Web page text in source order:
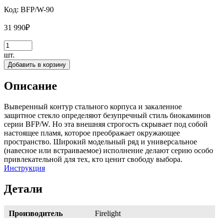
Код: BFP/W-90
31 990₽
шт.
Добавить в корзину
Описание
Выверенный контур стального корпуса и закаленное
защитное стекло определяют безупречный стиль биокаминов
серии BFP/W. Но эта внешняя строгость скрывает под собой
настоящее пламя, которое преображает окружающее
пространство. Широкий модельный ряд и универсальное
(навесное или встраиваемое) исполнение делают серию особо
привлекательной для тех, кто ценит свободу выбора.
Инструкция
Детали
Производитель Firelight